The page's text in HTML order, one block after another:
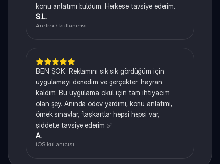
konu anlatımı buldum. Herkese tavsiye ederim.
S.L.
Android kullanıcısı
BEN ŞOK. Reklamını sık sık gördüğüm için
uygulamayı denedim ve gerçekten hayran
kaldım. Bu uygulama okul için tam ihtiyacım
olan şey. Anında ödev yardımı, konu anlatımı,
örnek sınavlar, flaşkartlar hepsi hepsi var,
şiddetle tavsiye ederim ✅
A.
iOS kullanıcısı